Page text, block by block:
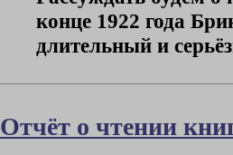
конце 1922 года
длительный и
Отчёт о чтении